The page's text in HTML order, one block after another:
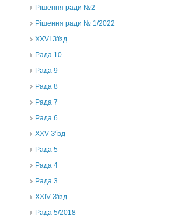
Рішення ради №2
Рішення ради № 1/2022
XXVI З'їзд
Рада 10
Рада 9
Рада 8
Рада 7
Рада 6
XXV З'їзд
Рада 5
Рада 4
Рада 3
ХХIV З'їзд
Рада 5/2018